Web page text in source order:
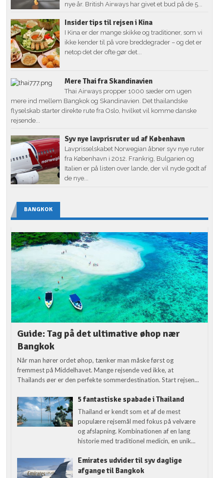
nye år. British Airways har givet et bud på de 5...
Insider tips til rejsen i Kina
I Kina er der mange skikke og traditioner, som vi
ikke kender til på vore breddegrader – og det er
netop det der ofte gør det...
Mere Thai fra Skandinavien
Thai Airways propper 1000 sæder om ugen
mere ind mellem Bangkok og Skandinavien. Det thailandske
flyselskab starter direkte rute fra Oslo, hvilket vil komme danske
rejsende...
Syv nye lavprisruter ud af København
Lavprisselskabet Norwegian åbner syv nye ruter
fra København i 2012. Frankrig, Bulgarien og
Italien er på listen over lande, der vil nyde godt af
de nye...
BANGKOK
Guide: Tag på det ultimative øhop nær
Bangkok
Når man hører ordet øhop, tænker man måske først og
fremmest på Middelhavet. Mange rejsende ved ikke, at
Thailands øer er den perfekte sommerdestination. Start rejsen...
5 fantastiske spabade i Thailand
Thailand er kendt som et af de mest
populære rejsemål med fokus på velvære
og afslapning. Kombinationen af en lang
historie med traditionel medicin, en unik...
Emirates udvider til syv daglige
afgange til Bangkok